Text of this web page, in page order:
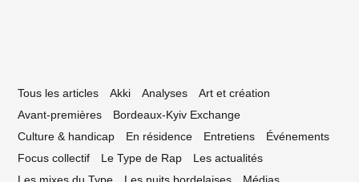
Tous les articles Akki Analyses
Art et création
Avant-premières
Bordeaux-Kyiv Exchange
Culture & handicap
En résidence Entretiens
Événements
Focus collectif
Le Type de Rap
Les actualités